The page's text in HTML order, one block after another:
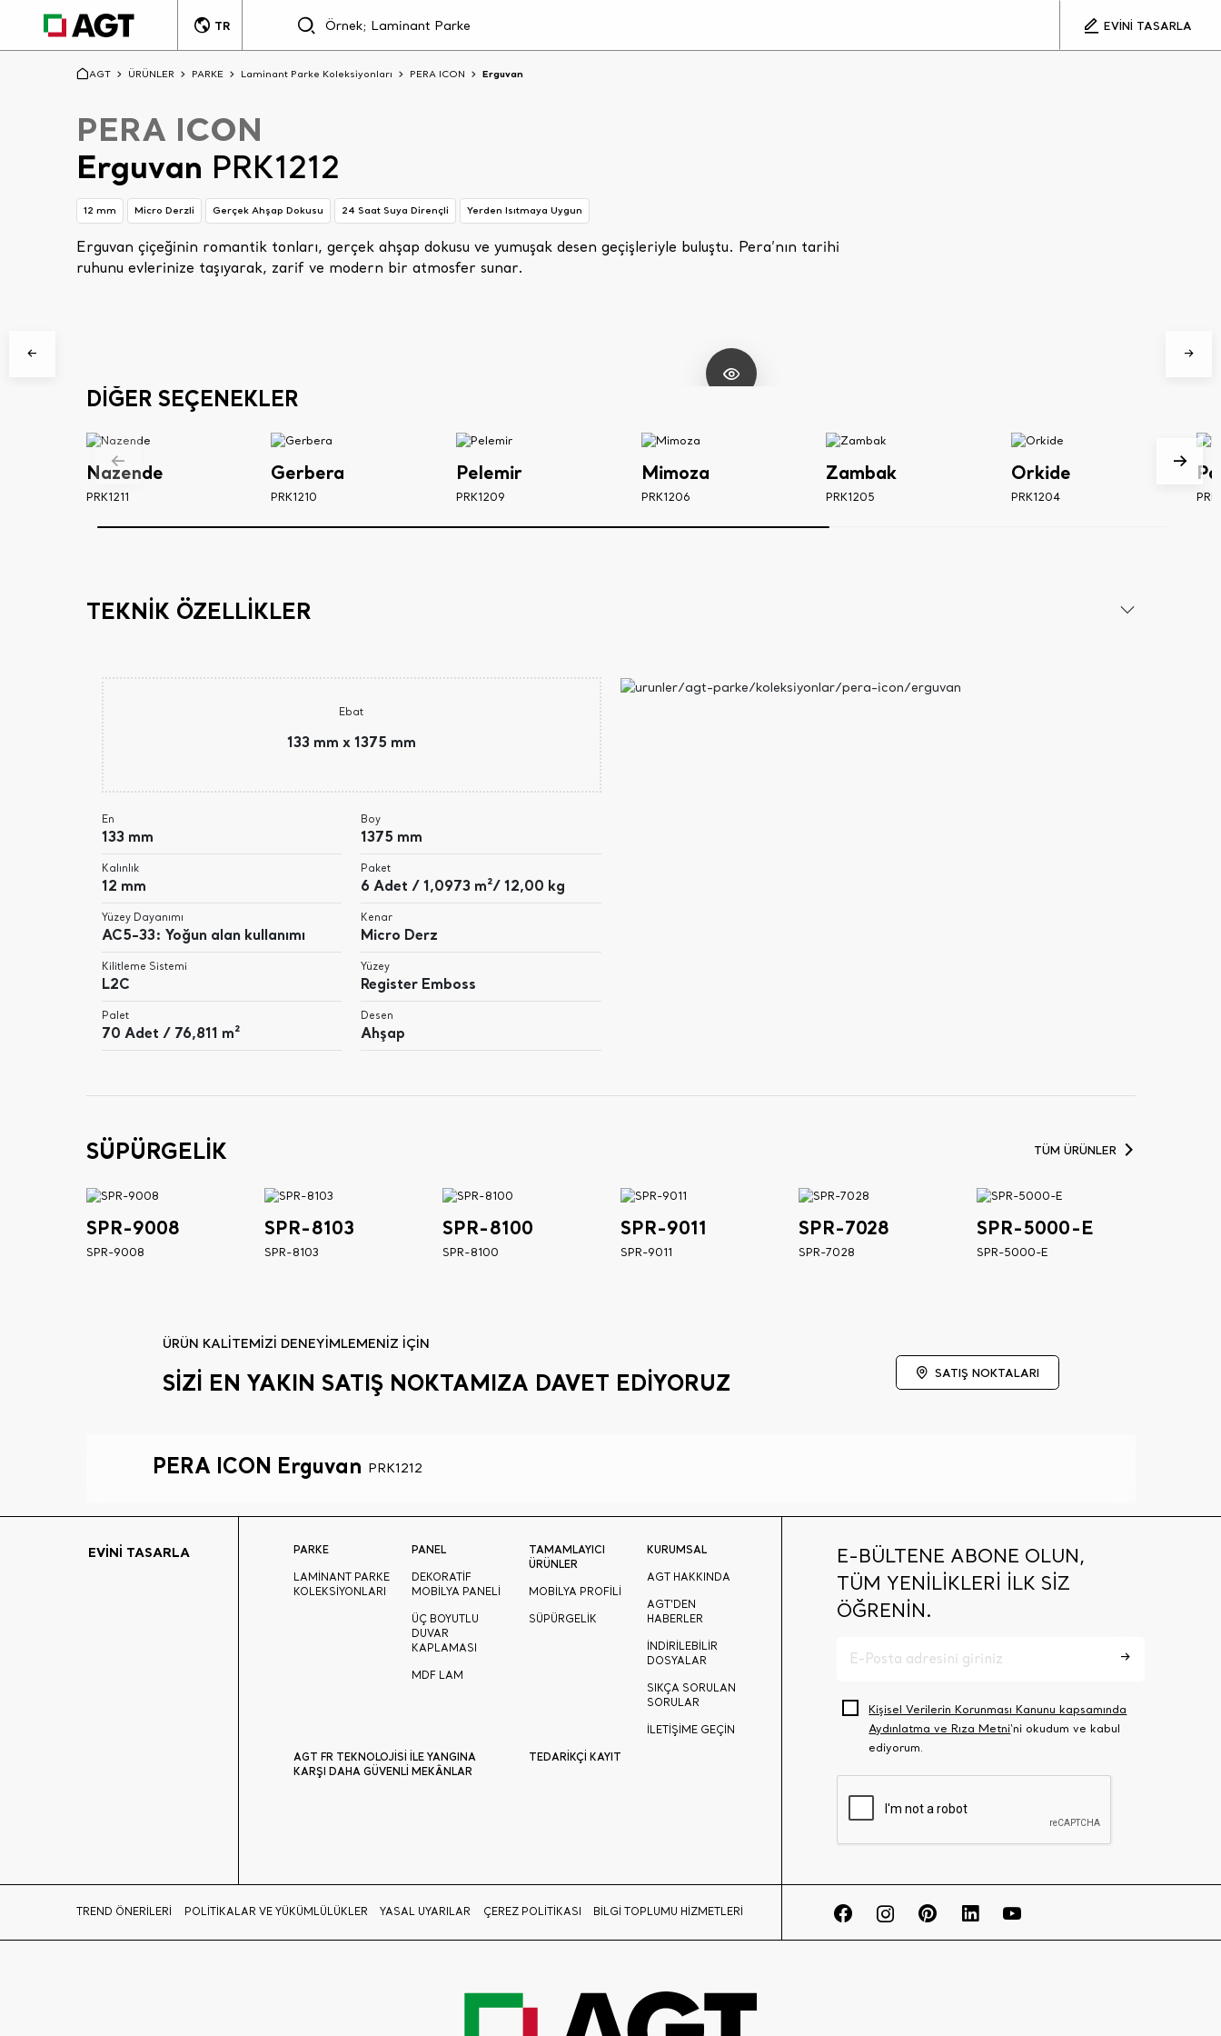
TR EVİNİ TASARLA
AGT ÜRÜNLER PARKE Laminant Parke Koleksiyonları PERA ICON Erguvan
PERA ICON
Erguvan PRK1212
12 mm Micro Derzli Gerçek Ahşap Dokusu 24 Saat Suya Dirençli Yerden Isıtmaya Uygun
Erguvan çiçeğinin romantik tonları, gerçek ahşap dokusu ve yumuşak desen geçişleriyle buluştu. Pera’nın tarihi
ruhunu evlerinize taşıyarak, zarif ve modern bir atmosfer sunar.
Aşağı kaydır
DİĞER SEÇENEKLER
Nazende
PRK1211
Gerbera
PRK1210
Pelemir
PRK1209
Mimoza
PRK1206
Zambak
PRK1205
Orkide
PRK1204
TEKNİK ÖZELLİKLER
Ebat
133 mm x 1375 mm
En
133 mm
Kalınlık
12 mm
Yüzey Dayanımı
AC5-33: Yoğun alan kullanımı
Kilitleme Sistemi
L2C
Palet
70 Adet / 76,811 m²
Boy
1375 mm
Paket
6 Adet / 1,0973 m²/ 12,00 kg
Kenar
Micro Derz
Yüzey
Register Emboss
Desen
Ahşap
SÜPÜRGELİK TÜM ÜRÜNLER
SPR-9008
SPR-9008
SPR-8103
SPR-8103
SPR-8100
SPR-8100
SPR-9011
SPR-9011
SPR-7028
SPR-7028
SPR-5000-E
SPR-5000-E
ÜRÜN KALİTEMİZİ DENEYİMLEMENİZ İÇİN
SİZİ EN YAKIN SATIŞ NOKTAMIZA DAVET EDİYORUZ SATIŞ NOKTALARI
PERA ICON Erguvan PRK1212
EVİNİ TASARLA PARKE
LAMİNANT PARKE
KOLEKSİYONLARI
PANEL
DEKORATİF
MOBİLYA PANELİ
ÜÇ BOYUTLU
DUVAR
KAPLAMASI
MDF LAM
TAMAMLAYICI
ÜRÜNLER
MOBİLYA PROFİLİ
SÜPÜRGELİK
KURUMSAL
AGT HAKKINDA
AGT'DEN
HABERLER
İNDİRİLEBİLİR
DOSYALAR
SIKÇA SORULAN
SORULAR
İLETİŞİME GEÇİN
AGT FR TEKNOLOJİSİ İLE YANGINA
KARŞI DAHA GÜVENLİ MEKÂNLAR
TEDARİKÇİ KAYIT
E-BÜLTENE ABONE OLUN,
TÜM YENİLİKLERİ İLK SİZ
ÖĞRENİN.
Kişisel Verilerin Korunması Kanunu kapsamında
Aydınlatma ve Rıza Metni‘ni okudum ve kabul
ediyorum.
TREND ÖNERİLERİ POLİTİKALAR VE YÜKÜMLÜLÜKLER YASAL UYARILAR ÇEREZ POLİTİKASI BİLGİ TOPLUMU HİZMETLERİ